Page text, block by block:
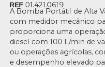
REF 01.421.0619
A Bomba Portátil de Alta
com medidor mecânico
proporciona uma
diesel com 100 L/min de
ou operações agrícolas,
e desempenho elevado